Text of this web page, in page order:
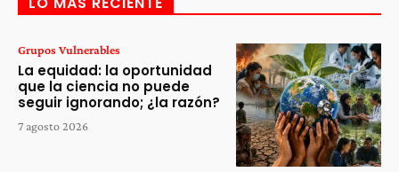
Grupos Vulnerables
La equidad: la oportunidad
que la ciencia no puede
seguir ignorando; ¿la razón?
7 agosto 2026